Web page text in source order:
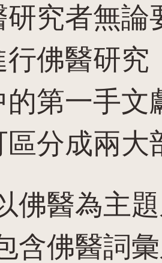
研究者無論
行佛醫研究
的第一手文
區分成兩大
佛醫為主
含佛醫詞